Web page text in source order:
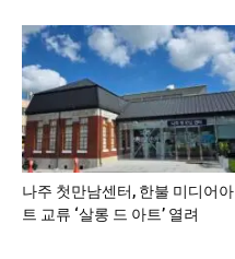
나주 첫만남센터, 한불 미디어아
트 교류 ‘살롱 드 아트’ 열려